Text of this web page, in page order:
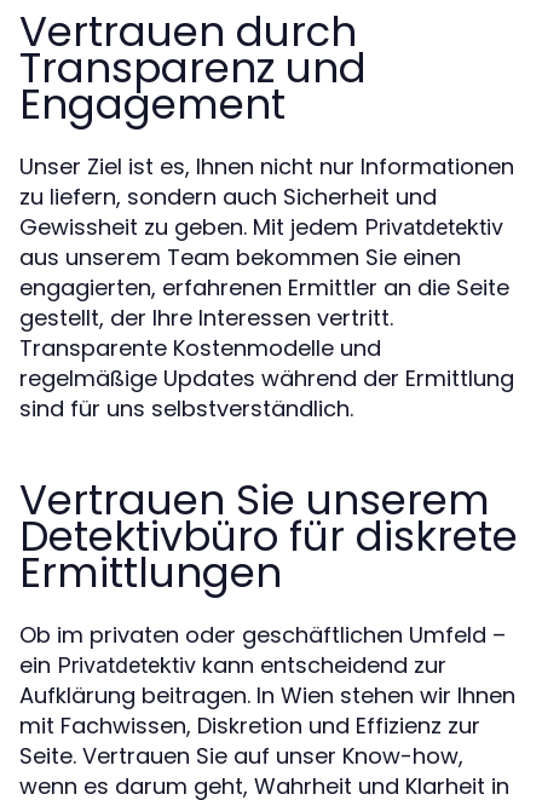
Vertrauen durch
Transparenz und
Engagement
Unser Ziel ist es, Ihnen nicht nur Informationen
zu liefern, sondern auch Sicherheit und
Gewissheit zu geben. Mit jedem Privatdetektiv
aus unserem Team bekommen Sie einen
engagierten, erfahrenen Ermittler an die Seite
gestellt, der Ihre Interessen vertritt.
Transparente Kostenmodelle und
regelmäßige Updates während der Ermittlung
sind für uns selbstverständlich.
Vertrauen Sie unserem
Detektivbüro für diskrete
Ermittlungen
Ob im privaten oder geschäftlichen Umfeld –
ein Privatdetektiv kann entscheidend zur
Aufklärung beitragen. In Wien stehen wir Ihnen
mit Fachwissen, Diskretion und Effizienz zur
Seite. Vertrauen Sie auf unser Know-how,
wenn es darum geht, Wahrheit und Klarheit in